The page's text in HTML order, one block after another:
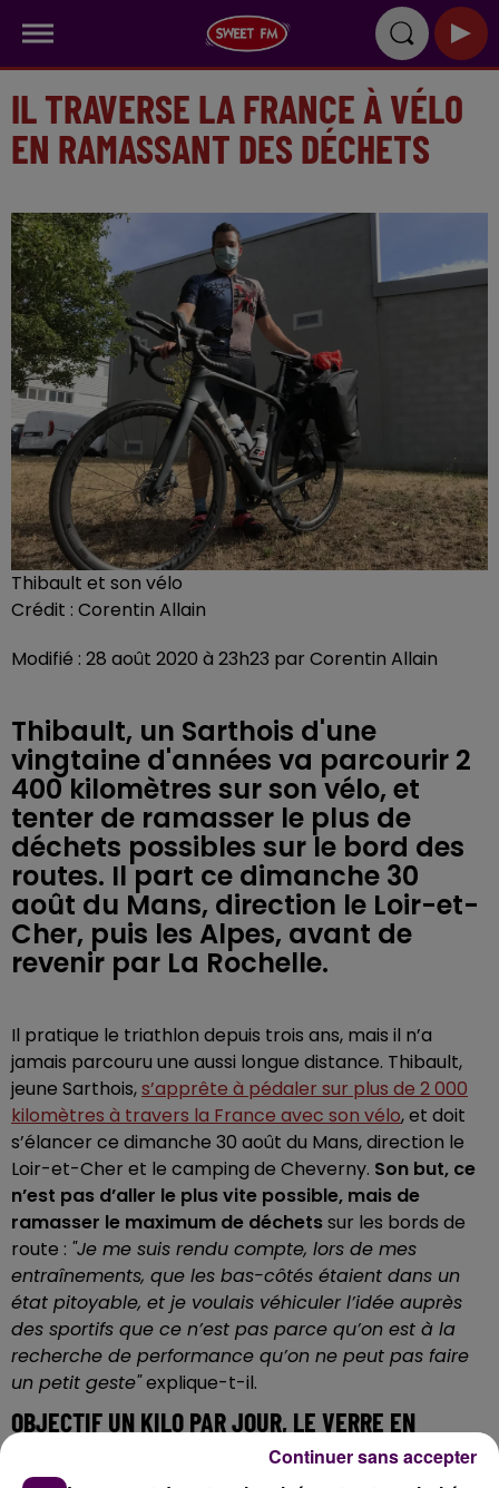
IL TRAVERSE LA FRANCE À VÉLO
EN RAMASSANT DES DÉCHETS
Thibault et son vélo
Crédit : Corentin Allain
Modifié : 28 août 2020 à 23h23 par Corentin Allain
Thibault, un Sarthois d'une
vingtaine d'années va parcourir 2
400 kilomètres sur son vélo, et
tenter de ramasser le plus de
déchets possibles sur le bord des
routes. Il part ce dimanche 30
août du Mans, direction le Loir-et-
Cher, puis les Alpes, avant de
revenir par La Rochelle.
Il pratique le triathlon depuis trois ans, mais il n’a
jamais parcouru une aussi longue distance. Thibault,
jeune Sarthois,s’apprête à pédaler sur plus de 2 000
kilomètres à travers la France avec son vélo, et doit
s’élancer ce dimanche 30 août du Mans, direction le
Loir-et-Cher et le camping de Cheverny. Son but, ce
n’est pas d’aller le plus vite possible, mais de
ramasser le maximum de déchetssur les bords de
route : "Je me suis rendu compte, lors de mes
entraînements, que les bas-côtés étaient dans un
état pitoyable, et je voulais véhiculer l’idée auprès
des sportifs que ce n’est pas parce qu’on est à la
recherche de performance qu’on ne peut pas faire
un petit geste"explique-t-il.
OBJECTIF UN KILO PAR JOUR, LE VERRE EN
Continuer sans accepter